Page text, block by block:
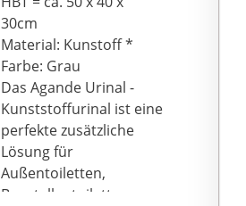
30cm
Material: Kunstoff *
Farbe: Grau
Das Agande Urinal -
Kunststoffurinal ist eine
perfekte zusätzliche
Lösung für
Außentoiletten,
Baustellentoiletten,